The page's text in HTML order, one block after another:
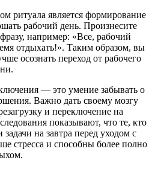
ритуала является формирование
рабочий день. Произнесите
например: «Все, рабочий
отдыхать!». Таким образом, вы
осознать переход от рабочего
— это умение забывать о
Важно дать своему мозгу
и переключение на
показывают, что те, кто
на завтра перед уходом с
стресса и способны более полно